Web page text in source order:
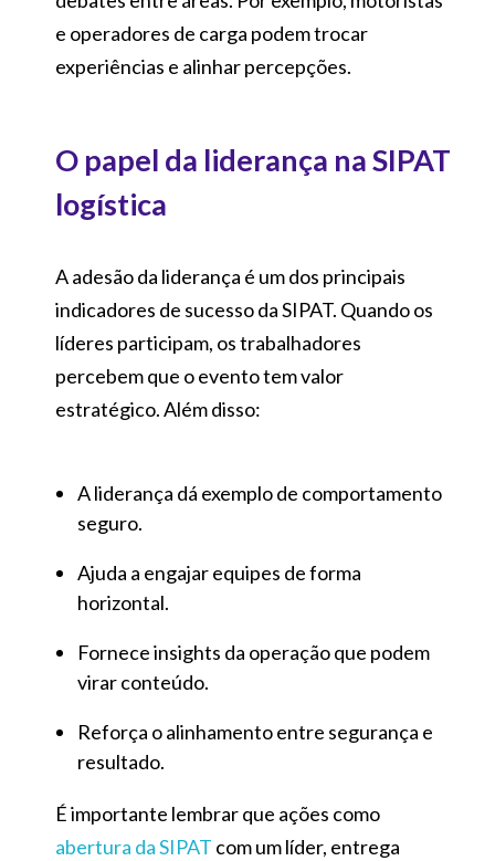
e operadores de carga podem trocar
experiências e alinhar percepções.
O papel da liderança na SIPAT
logística
A adesão da liderança é um dos principais
indicadores de sucesso da SIPAT. Quando os
líderes participam, os trabalhadores
percebem que o evento tem valor
estratégico. Além disso:
A liderança dá exemplo de comportamento
seguro.
Ajuda a engajar equipes de forma
horizontal.
Fornece insights da operação que podem
virar conteúdo.
Reforça o alinhamento entre segurança e
resultado.
É importante lembrar que ações como
abertura da SIPAT com um líder, entrega